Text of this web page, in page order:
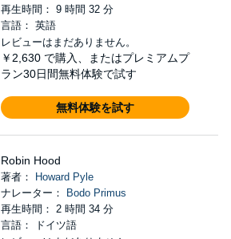
再生時間： 9 時間 32 分
言語： 英語
レビューはまだありません。
￥2,630 で購入、またはプレミアムプ
ラン30日間無料体験で試す
無料体験を試す
Robin Hood
著者：
Howard Pyle
ナレーター：
Bodo Primus
再生時間： 2 時間 34 分
言語： ドイツ語